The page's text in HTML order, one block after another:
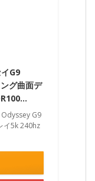
G9
グ曲面デ
Odyssey G9
イ5k 240hz